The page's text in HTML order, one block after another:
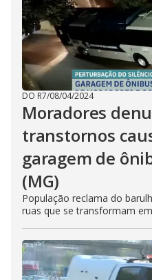
DO R7/08/04/2024
Moradores
transtornos
garagem de
(MG)
População reclama do
ruas que se transformam